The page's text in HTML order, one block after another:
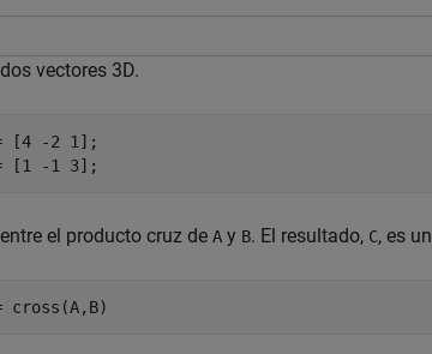
vectores 3D.
[4 -2 1];
[1 -1 3];
el producto cruz de A y B. El resultado, C, es
cross(A,B)